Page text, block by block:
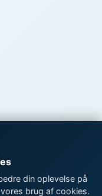
din oplevelse på
brug af cookies.